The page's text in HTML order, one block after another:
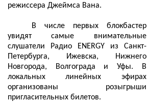
режиссера Джеймса Вана.
В числе первых блокбастер
увидят самые внимательные
слушатели Радио ENERGY из Санкт-
Петербурга, Ижевска, Нижнего
Новгорода, Волгограда и Уфы. В
локальных линейных эфирах
организованы розыгрыши
пригласительных билетов.